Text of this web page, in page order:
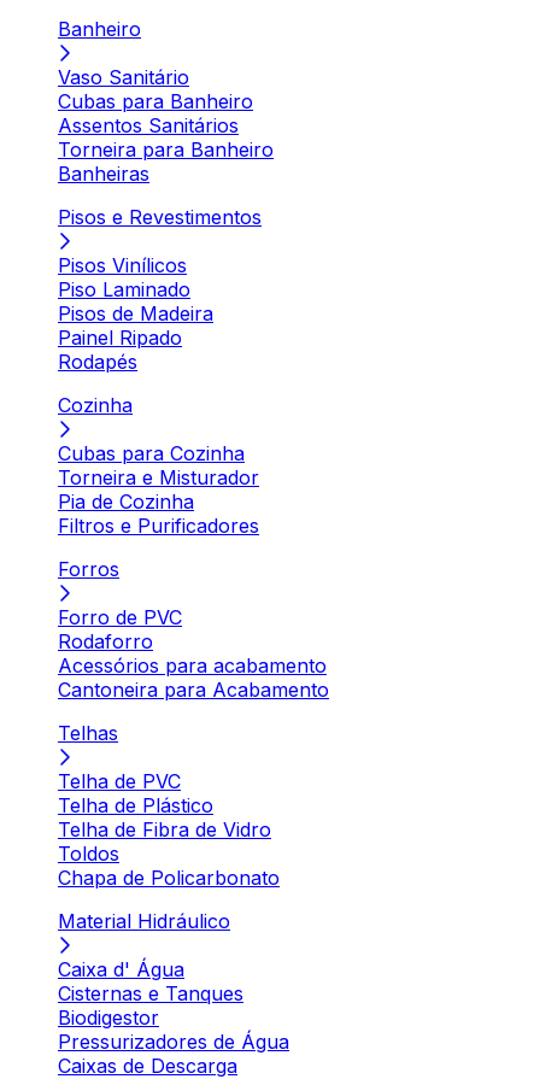
Banheiro
Vaso Sanitário
Cubas para Banheiro
Assentos Sanitários
Torneira para Banheiro
Banheiras
Pisos e Revestimentos
Pisos Vinílicos
Piso Laminado
Pisos de Madeira
Painel Ripado
Rodapés
Cozinha
Cubas para Cozinha
Torneira e Misturador
Pia de Cozinha
Filtros e Purificadores
Forros
Forro de PVC
Rodaforro
Acessórios para acabamento
Cantoneira para Acabamento
Telhas
Telha de PVC
Telha de Plástico
Telha de Fibra de Vidro
Toldos
Chapa de Policarbonato
Material Hidráulico
Caixa d' Água
Cisternas e Tanques
Biodigestor
Pressurizadores de Água
Caixas de Descarga